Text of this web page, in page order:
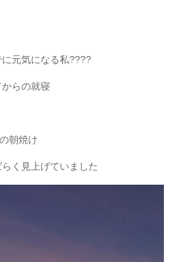
元気になる私????
らの就寝
朝焼け
く見上げていました